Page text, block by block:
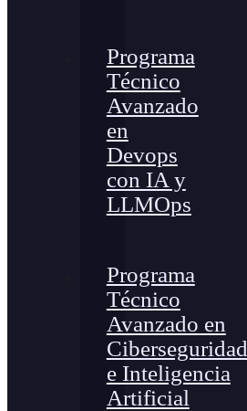
Programa
Técnico
Avanzado
en
Devops
con IA y
LLMOps
Programa
Técnico
Avanzado en
Ciberseguridad
e Inteligencia
Artificial